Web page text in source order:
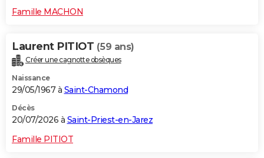
Famille MACHON
Laurent PITIOT (59 ans)
Créer une cagnotte obsèques
Naissance
29/05/1967 à Saint-Chamond
Décès
20/07/2026 à Saint-Priest-en-Jarez
Famille PITIOT